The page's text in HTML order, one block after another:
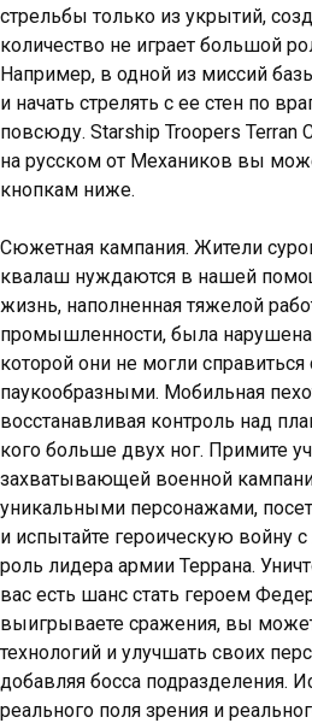
стрельбы только из укрытий,
количество не играет большой
Например, в одной из миссий
и начать стрелять с ее стен по
повсюду. Starship Troopers Terran
на русском от Механиков вы
кнопкам ниже.
Сюжетная кампания. Жители
квалаш нуждаются в нашей
жизнь, наполненная тяжелой
промышленности, была
которой они не могли справиться
паукообразными. Мобильная
восстанавливая контроль над
кого больше двух ног. Примите
захватывающей военной
уникальными персонажами,
и испытайте героическую войну
роль лидера армии Террана.
вас есть шанс стать героем
выигрываете сражения, вы
технологий и улучшать своих
добавляя босса подразделения.
реального поля зрения и